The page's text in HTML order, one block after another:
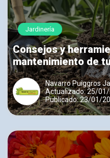
Jardinería
Consejos y
mantenimiento de
Navarro Puiggros
Actualizado: 25/
Publicado: 23/01/